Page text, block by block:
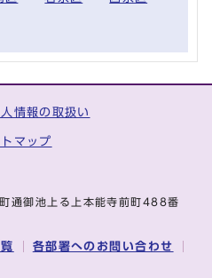
情報の取扱い
マップ
御池上る上本能寺前町488番
各部署へのお問い合わせ